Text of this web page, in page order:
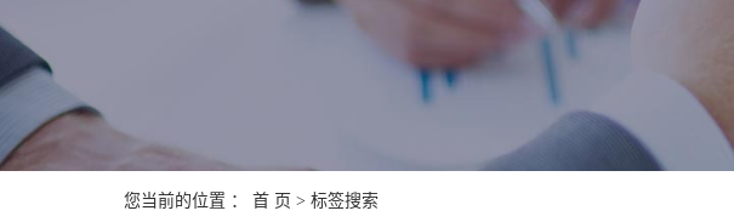
您当前的位置 ： 首 页 > 标签搜索